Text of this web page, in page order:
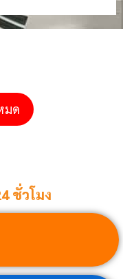
มด
ชั่วโมง